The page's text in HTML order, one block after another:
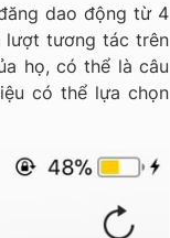
dao động từ 4
lượt tương tác trên
họ, có thể là câu
có thể lựa chọn